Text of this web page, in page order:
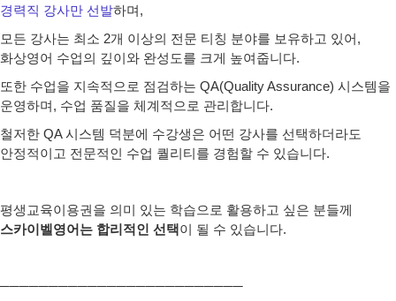
경력직 강사만 선발하며,
모든 강사는 최소 2개 이상의 전문 티칭 분야를 보유하고 있어,
화상영어 수업의 깊이와 완성도를 크게 높여줍니다.
또한 수업을 지속적으로 점검하는 QA(Quality Assurance) 시스템을
운영하며, 수업 품질을 체계적으로 관리합니다.
철저한 QA 시스템 덕분에 수강생은 어떤 강사를 선택하더라도
안정적이고 전문적인 수업 퀄리티를 경험할 수 있습니다.
평생교육이용권을 의미 있는 학습으로 활용하고 싶은 분들께
스카이벨영어는 합리적인 선택이 될 수 있습니다.
─────────────────────────